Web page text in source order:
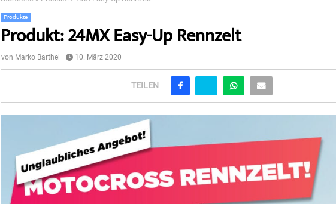
Produkte
Produkt: 24MX Easy-Up Rennzelt
von Marko Barthel 10. März 2020
TEILEN